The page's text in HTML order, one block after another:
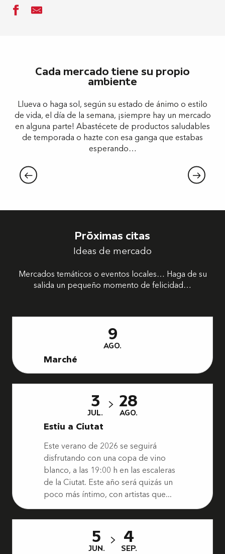
Cada mercado tiene su propio
ambiente
Llueva o haga sol, según su estado de ánimo o estilo
de vida, el día de la semana, ¡siempre hay un mercado
en alguna parte! Abastécete de productos saludables
de temporada o hazte con esa ganga que estabas
esperando…
Próximas citas
Ideas de mercado
Mercados temáticos o eventos locales… Haga de su
salida un pequeño momento de felicidad…
9
AGO.
Marché
3
JUL.
28
AGO.
Estiu a Ciutat
Este verano de 2026 se seguirá
disfrutando con una copa de vino
blanco, a las 19:00 h en las escaleras
de la Ciutat. Este año será quizás un
poco más íntimo, con artistas que...
5
JUN.
4
SEP.